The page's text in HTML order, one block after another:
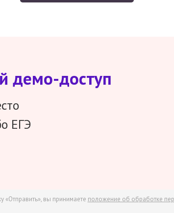
демо-доступ
ЕГЭ
«Отправить», вы принимаете положение об обработке